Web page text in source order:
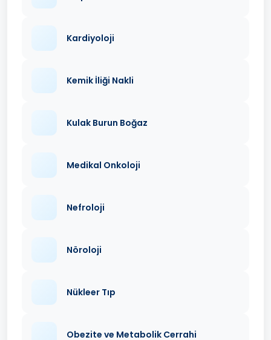
Kardiyoloji
Kemik İliği Nakli
Kulak Burun Boğaz
Medikal Onkoloji
Nefroloji
Nöroloji
Nükleer Tıp
Obezite ve Metabolik Cerrahi